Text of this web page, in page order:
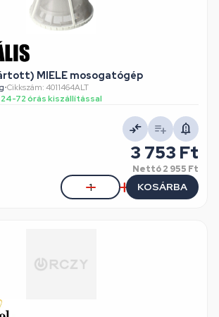
MIELE mosogatógép
•Cikkszám: 4011464ALT
24-72 órás kiszállítással
3 753 Ft
Nettó2 955 Ft
KOSÁRBA